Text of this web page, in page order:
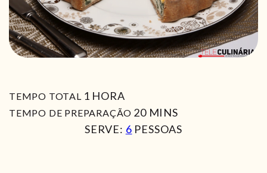
TEMPO TOTAL 1 HORA
HORA
TEMPO DE PREPARAÇÃO 20MIN
MINS
SERVE: 6 PESSOAS